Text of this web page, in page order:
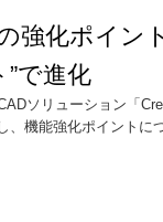
強化ポイ
”で進化
ソリューション「
、機能強化ポイントに